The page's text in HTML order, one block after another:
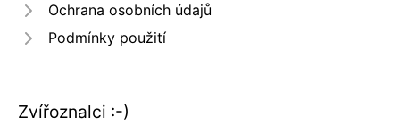
Ochrana osobních údajů
Podmínky použití
Zvířoznalci :-)